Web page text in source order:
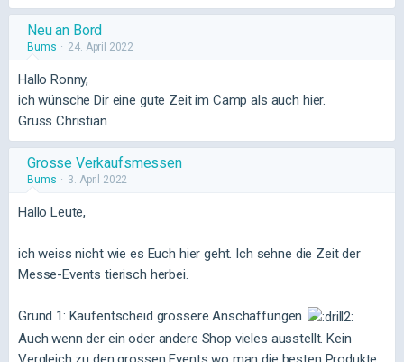
Neu an Bord
Bums 24. April 2022
Hallo Ronny,
ich wünsche Dir eine gute Zeit im Camp als auch hier.
Gruss Christian
Grosse Verkaufsmessen
Bums 3. April 2022
Hallo Leute,
ich weiss nicht wie es Euch hier geht. Ich sehne die Zeit der
Messe-Events tierisch herbei.
Grund 1: Kaufentscheid grössere Anschaffungen
Auch wenn der ein oder andere Shop vieles ausstellt. Kein